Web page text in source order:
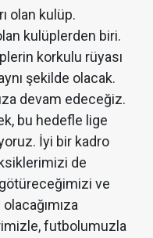
olan kulüp.
kulüplerden biri.
korkulu rüyası
şekilde olacak.
devam edeceğiz.
bu hedefle lige
İyi bir kadro
de
ve
futbolumuzla